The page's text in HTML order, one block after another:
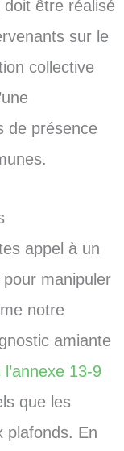
doit être réalisé
sur le
collective
de présence
appel à un
manipuler
notre
amiante
13-9
que les
plafonds. En